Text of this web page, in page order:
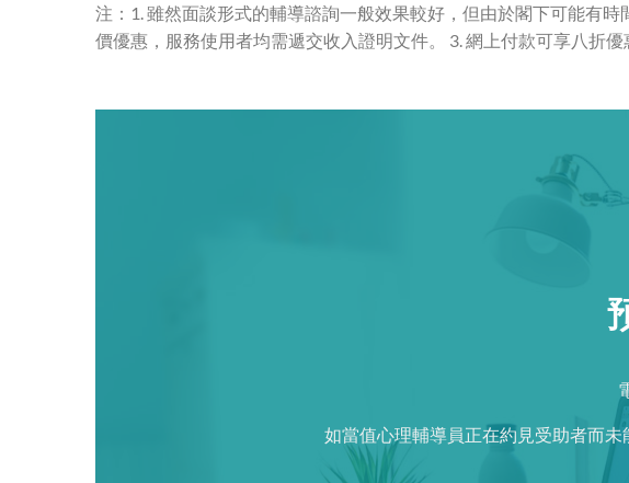
注：1. 雖然面談形式的輔導諮詢一般效果較好，但由於閣下可能有
價優惠，服務使用者均需遞交收入證明文件。 3. 網上付款可享八折優
如當值心理輔導員正在約見受助者而